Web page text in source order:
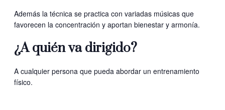
Además la técnica se practica con variadas músicas que
favorecen la concentración y aportan bienestar y armonía.
¿A quién va dirigido?
A cualquier persona que pueda abordar un entrenamiento
físico.